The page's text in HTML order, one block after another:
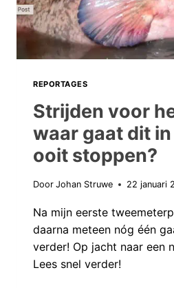
REPORTAGES
Strijden voor
waar gaat dit
ooit stoppen?
Door Johan Struwe 22 januari
Na mijn eerste
daarna meteen nóg één
verder! Op jacht naar een
Lees snel verder!